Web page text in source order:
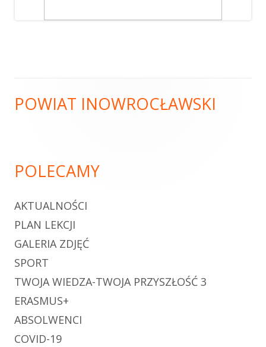
POWIAT INOWROCŁAWSKI
POLECAMY
AKTUALNOŚCI
PLAN LEKCJI
GALERIA ZDJĘĆ
SPORT
TWOJA WIEDZA-TWOJA PRZYSZŁOŚĆ 3
ERASMUS+
ABSOLWENCI
COVID-19